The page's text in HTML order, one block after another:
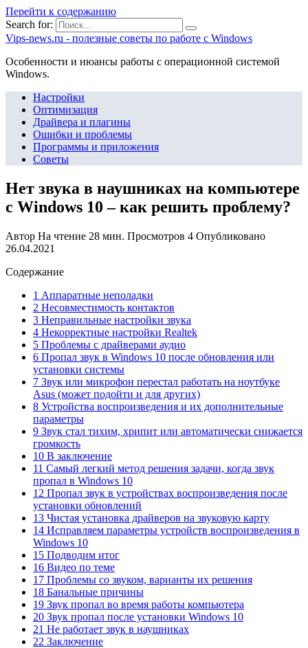
Перейти к содержанию
Search for:
Vips-news.ru - полезные советы по работе с Windows
Особенности и нюансы работы с операционной системой
Windows.
Настройки
Оптимизация
Драйвера и плагины
Ошибки и проблемы
Программы и приложения
Советы
Нет звука в наушниках на компьютере
с Windows 10 – как решить проблему?
Автор На чтение 28 мин. Просмотров 4 Опубликовано
26.04.2021
Содержание
1 Аппаратные неполадки
2 Несовместимость контактов
3 Неправильные настройки звука
4 Некорректные настройки Realtek
5 Проблемы с драйверами аудио
6 Пропал звук в Windows 10 после обновления или
установки системы
7 Звук или микрофон перестал работать на ноутбуке
Asus (может подойти и для других)
8 Устройства воспроизведения и их дополнительные
параметры
9 Звук стал тихим, хрипит или автоматически снижается
громкость
10 В заключение
11 Самый легкий метод решения задачи, когда звук
пропал в Windows 10
12 Пропал звук в устройствах воспроизведения после
установки обновлений
13 Чистая установка драйверов на звуковую карту
14 Исправляем параметры устройств воспроизведения в
Windows 10
15 Подводим итог
16 Видео по теме
17 Проблемы со звуком, варианты их решения
18 Банальные причины
19 Звук пропал во время работы компьютера
20 Звук пропал после установки Windows 10
21 Не работает звук в наушниках
22 Заключение